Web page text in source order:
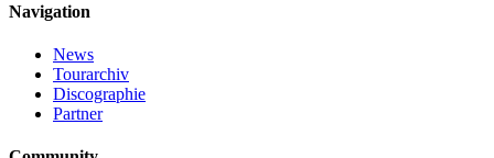
Navigation
News
Tourarchiv
Discographie
Partner